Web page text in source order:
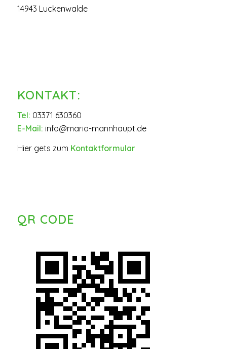
14943 Luckenwalde
KONTAKT:
Tel: 03371 630360
E-Mail: info@mario-mannhaupt.de
Hier gets zum Kontaktformular
QR CODE